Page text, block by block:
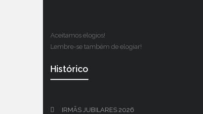
Aceitamos elogios!
Lembre-se também de elogiar!
Histórico
IRMÃS JUBILARES 2026